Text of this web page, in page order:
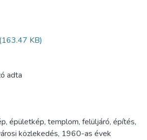
(163.47 KB)
adta
, épületkép, templom, felüljáró, építés,
közlekedés, 1960-as évek